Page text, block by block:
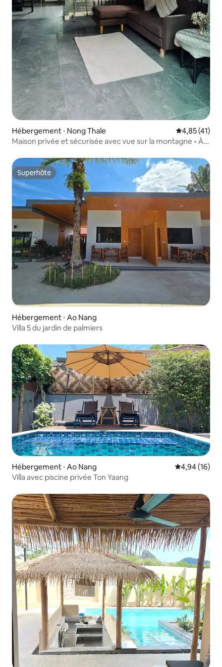
Hébergement ⋅ Nong Thale Évaluation
4,85 (41)
Maison privée et sécurisée avec vue sur la montagne • À
Superhôte
Superhôte
Hébergement ⋅ Ao Nang
Villa 5 du jardin de palmiers
Hébergement ⋅ Ao Nang Évaluation
4,94 (16)
Villa avec piscine privée Ton Yaang